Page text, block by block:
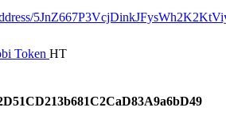
Token HT